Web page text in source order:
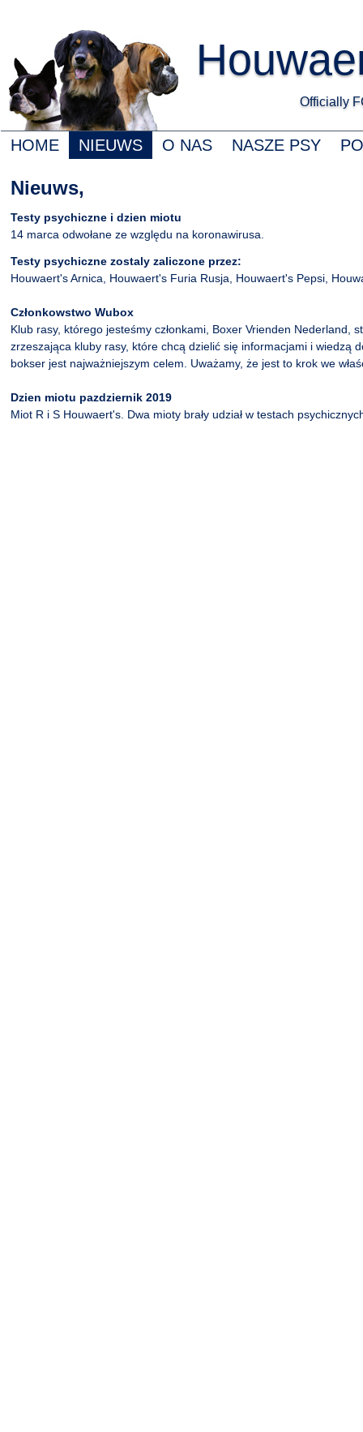
Officially
HOME NIEUWS O NAS NASZE PSY
Nieuws,
Testy psychiczne i dzien miotu
14 marca odwołane ze względu na koronawirusa.
Testy psychiczne zostaly zaliczone przez:
Houwaert's Arnica, Houwaert's Furia Rusja, Houwaert's Pepsi,
Członkowstwo Wubox
Klub rasy, którego jesteśmy członkami, Boxer Vrienden Nederland,
zrzeszająca kluby rasy, które chcą dzielić się informacjami i wiedzą
bokser jest najważniejszym celem. Uważamy, że jest to krok we
Dzien miotu pazdziernik 2019
Miot R i S Houwaert's. Dwa mioty brały udział w testach